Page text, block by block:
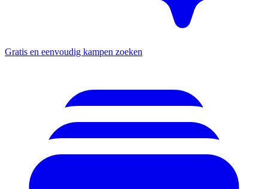
Gratis en eenvoudig kampen zoeken